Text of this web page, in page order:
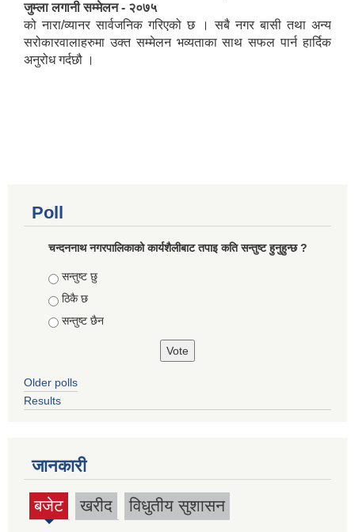
जुम्ला लगानी सम्मेलन - २०७५
को नारा/व्यानर सार्वजनिक गरिएको छ । सबै नगर बासी तथा अन्य
सरोकारवालाहरुमा उक्त सम्मेलन भव्यताका साथ सफल पार्न हार्दिक
अनुरोध गर्दछौ ।
Poll
चन्दननाथ नगरपालिकाको कार्यशैलीबाट तपाइ कति सन्तुष्ट हुनुहुन्छ ?
Choices
सन्तुष्ट छु
ठिकै छ
सन्तुष्ट छैन
Older polls
Results
जानकारी
बजेट
(active
खरीद विधुतीय सुशासन